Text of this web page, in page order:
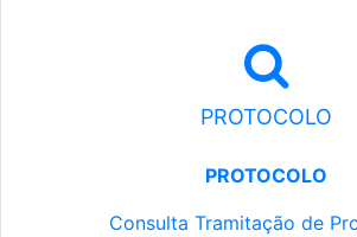
PROTOCOLO
PROTOCOLO
Consulta Tramitação de